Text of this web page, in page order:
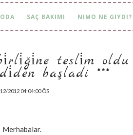
SAÇ BAKIMI NIMO NE GIYDI?
tesli̇m oldu geri̇
***
2012 04:04:00 ÖS
Merhabalar.